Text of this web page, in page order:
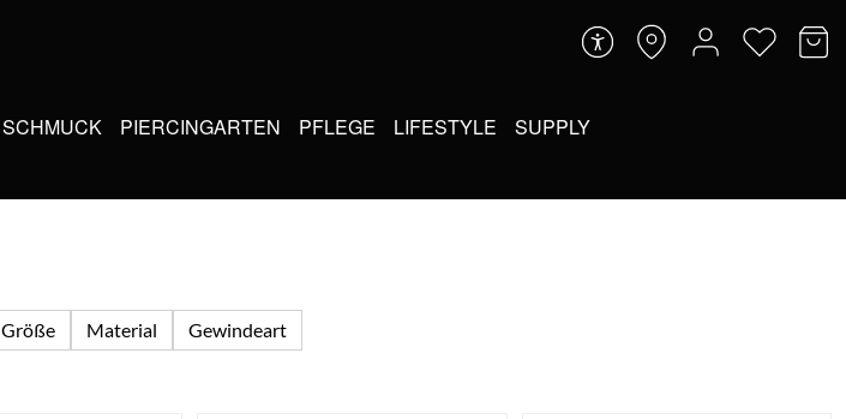
SCHMUCK PIERCINGARTEN PFLEGE LIFESTYLE SUPPLY
Größe Material Gewindeart